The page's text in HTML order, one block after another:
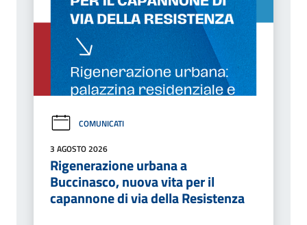
COMUNICATI
3 AGOSTO 2026
Rigenerazione urbana a
Buccinasco, nuova vita per il
capannone di via della Resistenza